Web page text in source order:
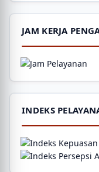
JAM KERJA
INDEKS